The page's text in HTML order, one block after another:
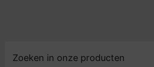
Zoeken in onze producten